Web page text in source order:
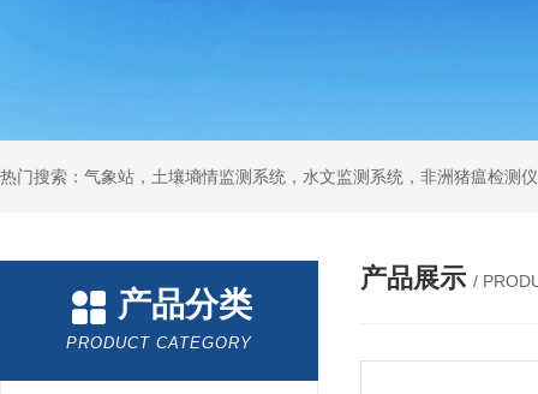
热门搜索：气象站，土壤墒情监测系统，水文监测系统，非洲猪瘟检测
产品分类
PRODUCT CATEGORY
产品展示 /